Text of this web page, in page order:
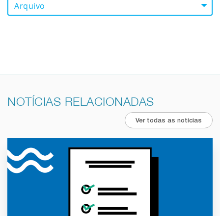
Arquivo
NOTÍCIAS RELACIONADAS
Ver todas as notícias